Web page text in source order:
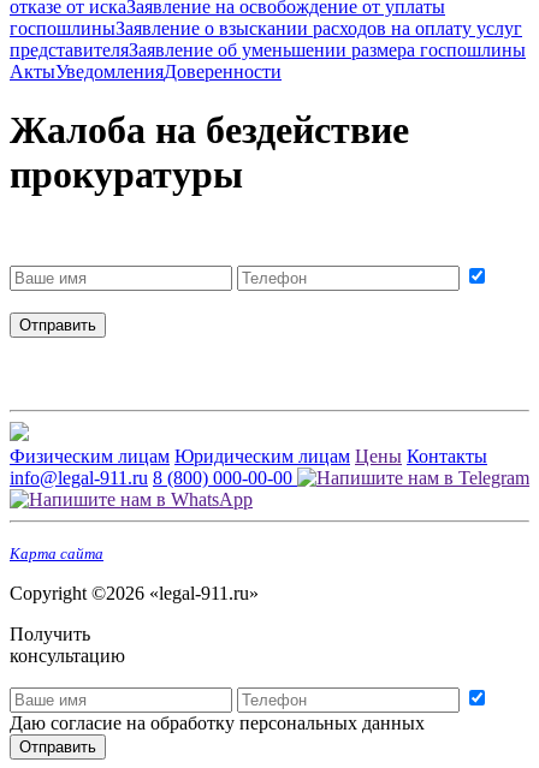
отказе от искаЗаявление на освобождение от уплаты
госпошлиныЗаявление о взыскании расходов на оплату услуг
представителяЗаявление об уменьшении размера госпошлины
АктыУведомленияДоверенности
Жалоба на бездействие
прокуратуры
Отправить
Физическим лицам Юридическим лицам Цены Контакты
info@legal-911.ru 8 (800) 000-00-00
Карта сайта
Copyright ©2026 «legal-911.ru»
Получить
консультацию
Даю согласие на обработку персональных данных
Отправить